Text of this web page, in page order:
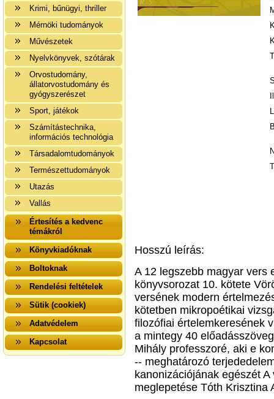
Krimi, bűnügyi, thriller
Mérnöki tudományok
Művészetek
Nyelvkönyvek, szótárak
Orvostudomány,
állatorvostudomány és
gyógyszerészet
Sport, játékok
Számítástechnika,
információs technológia
Társadalomtudományok
Természettudományok
Utazás
Vallás
Értesítés a kedvenc
témákról
Könyvkiadóknak
Boltoknak
Rendelési feltételek
Sütik (cookiek)
Adatvédelem
Kapcsolat
Hosszú leírás:
A 12 legszebb magyar vers
könyvsorozat 10. kötete
versének modern
kötetben mikropoétikai
filozófiai értelemkeresének
a mintegy 40
Mihály professzoré, aki e
-- meghatározó
kanonizációjának egészét
meglepetése Tóth Krisztina